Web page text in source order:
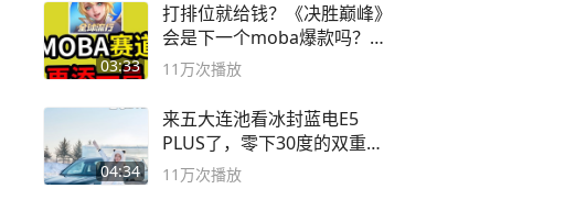
03:33
打排位就给钱？《决胜巅峰》
会是下一个moba爆款吗？#
决胜巅峰
11万次播放
04:34
来五大连池看冰封蓝电E5
PLUS了，零下30度的双重冰
封40小时全录
11万次播放